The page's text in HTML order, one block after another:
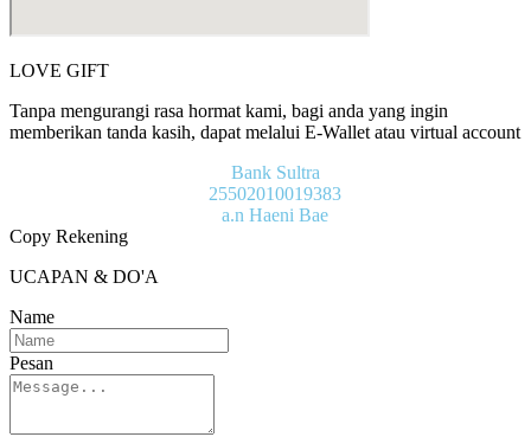
LOVE GIFT
Tanpa mengurangi rasa hormat kami, bagi anda yang ingin
memberikan tanda kasih, dapat melalui E-Wallet atau virtual account
Bank Sultra
25502010019383
a.n Haeni Bae
Copy Rekening
UCAPAN & DO'A
Name
Pesan